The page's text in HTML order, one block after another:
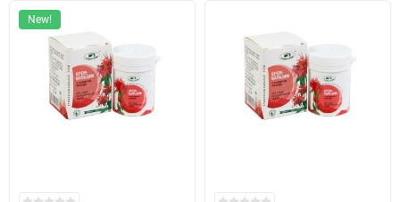
New!